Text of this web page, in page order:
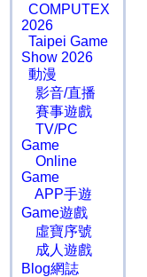
COMPUTEX
2026
Taipei Game
Show 2026
動漫
影音/直播
賽事遊戲
TV/PC
Game
Online
Game
APP手遊
Game遊戲
虛寶序號
成人遊戲
Blog網誌